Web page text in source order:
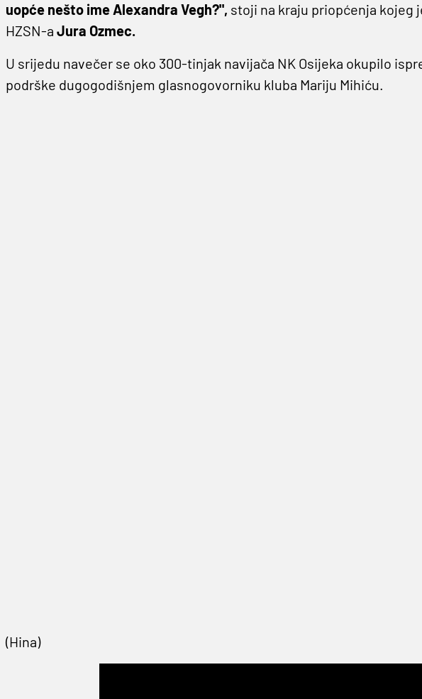
uopće nešto ime Alexandra Vegh?", stoji na kraju priopćenja kojeg
HZSN-a Jura Ozmec.
U srijedu navečer se oko 300-tinjak navijača NK Osijeka okupilo
podrške dugogodišnjem glasnogovorniku kluba Mariju Mihiću.
(Hina)